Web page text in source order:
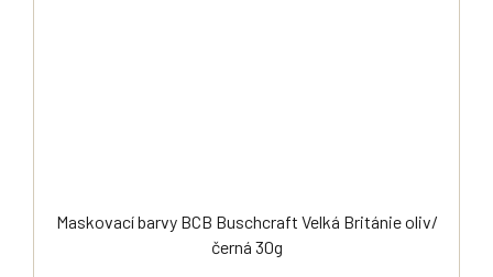
Maskovací barvy BCB Buschcraft Velká Británie oliv/
černá 30g